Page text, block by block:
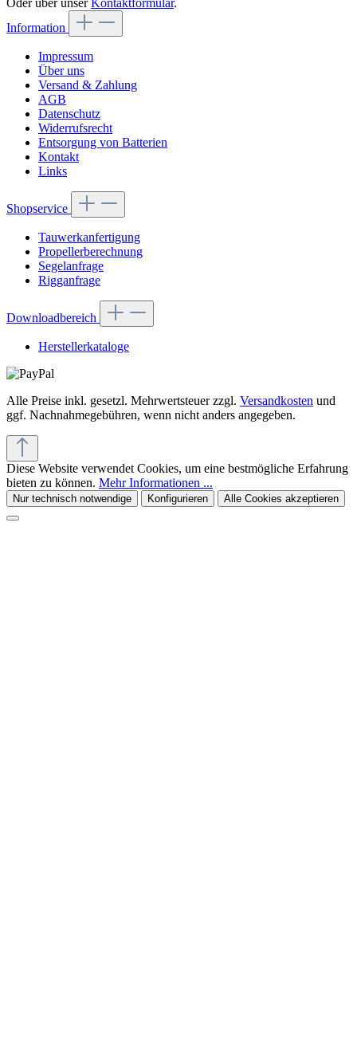
Oder über unser Kontaktformular.
Information
Impressum
Über uns
Versand & Zahlung
AGB
Datenschutz
Widerrufsrecht
Entsorgung von Batterien
Kontakt
Links
Shopservice
Tauwerkanfertigung
Propellerberechnung
Segelanfrage
Rigganfrage
Downloadbereich
Herstellerkataloge
Alle Preise inkl. gesetzl. Mehrwertsteuer zzgl. Versandkosten und
ggf. Nachnahmegebühren, wenn nicht anders angegeben.
Diese Website verwendet Cookies, um eine bestmögliche Erfahrung
bieten zu können. Mehr Informationen ...
Nur technisch notwendige Konfigurieren Alle Cookies akzeptieren